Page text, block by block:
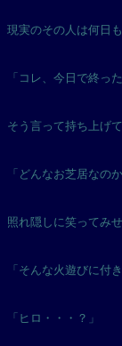
現実のその人は何日
「コレ、今日で終っ
そう言って持ち上げ
「どんなお芝居なの
照れ隠しに笑ってみ
「そんな火遊びに付
「ヒロ・・・？」